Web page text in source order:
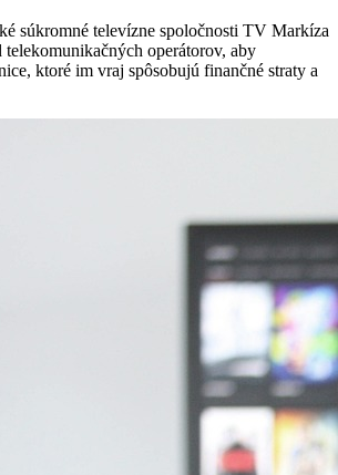
súkromné televízne spoločnosti TV Markíza
operátorov, aby
ktoré im vraj spôsobujú finančné straty a